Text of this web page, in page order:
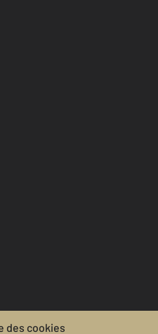
des cookies